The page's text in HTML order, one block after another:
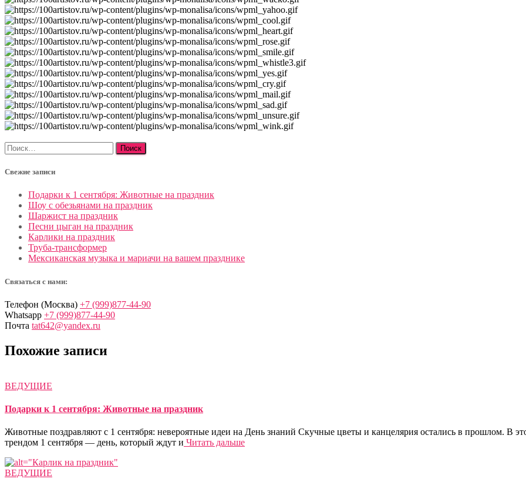
Найти:
Свежие записи
Подарки к 1 сентября: Животные на праздник
Шоу с обезьянами на праздник
Шаржист на праздник
Песни цыган на праздник
Карлики на праздник
Труба-трансформер
Мексиканская музыка и мариачи на вашем празднике
Связаться с нами:
Телефон (Москва) +7 (999)877-44-90
Whatsapp +7 (999)877-44-90
Почта tat642@yandex.ru
Похожие записи
ВЕДУЩИЕ
Подарки к 1 сентября: Животные на праздник
Животные поздравляют с 1 сентября: невероятные идеи на День знаний Скучные цветы и канцелярия остались в прошлом. В
трендом 1 сентября — день, который ждут и Читать дальше
ВЕДУЩИЕ